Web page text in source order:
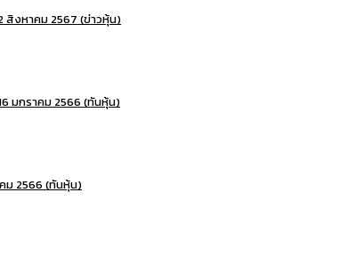
งหาคม 2567 (ข่าวหุ้น)
มกราคม 2566 (ทันหุ้น)
ม 2566 (ทันหุ้น)